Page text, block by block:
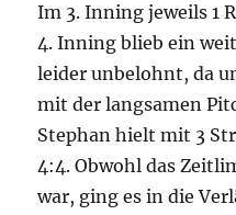
Im 3. Inning jeweils 1
4. Inning blieb ein
leider unbelohnt, da
mit der langsamen
Stephan hielt mit 3
4:4. Obwohl das
war, ging es in die